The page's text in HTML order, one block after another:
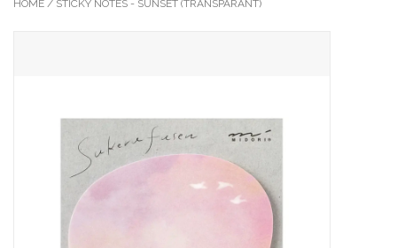
HOME / STICKY NOTES - SUNSET (TRANSPARANT)